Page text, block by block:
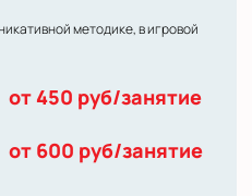
методике, в игровой
от 450 руб/занятие
от 600 руб/занятие